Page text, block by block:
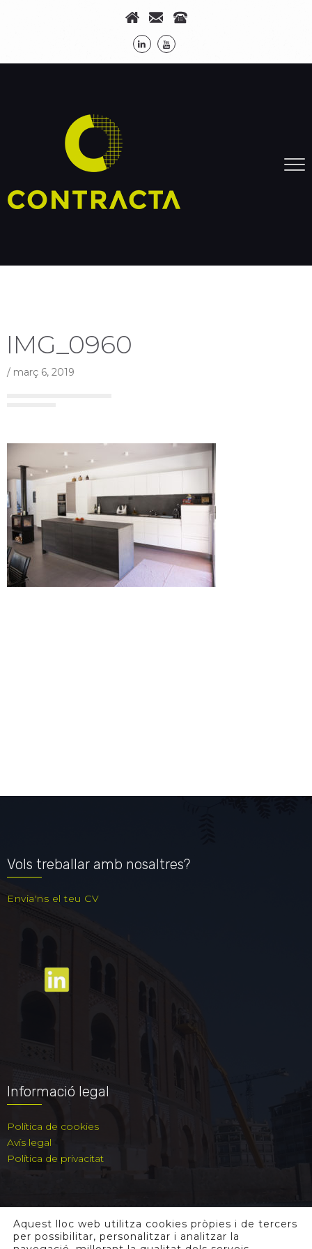
IMG_0960
/ març 6, 2019
Vols treballar amb nosaltres?
Envia'ns el teu CV
Informació legal
Política de cookies
Avís legal
Política de privacitat
Aquest lloc web utilitza cookies pròpies i de tercers
per possibilitar, personalitzar i analitzar la